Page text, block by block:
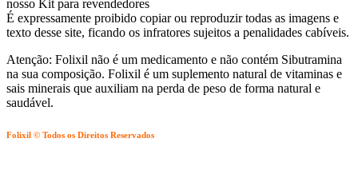
nosso Kit para revendedores
É expressamente proibido copiar ou reproduzir todas as imagens e
texto desse site, ficando os infratores sujeitos a penalidades cabíveis.
Atenção: Folixil não é um medicamento e não contém Sibutramina
na sua composição. Folixil é um suplemento natural de vitaminas e
sais minerais que auxiliam na perda de peso de forma natural e
saudável.
Folixil © Todos os Direitos Reservados